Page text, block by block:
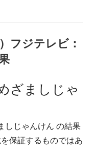
フジテレビ：
ましじゃ
しじゃんけん の結果
保証するものではあ